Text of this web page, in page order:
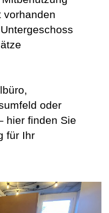
vorhanden
oder
hier finden Sie
für Ihr